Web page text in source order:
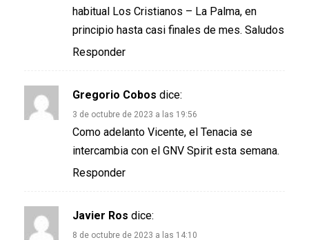
habitual Los Cristianos – La Palma, en
principio hasta casi finales de mes. Saludos
Responder
Gregorio Cobos dice:
3 de octubre de 2023 a las 19:56
Como adelanto Vicente, el Tenacia se
intercambia con el GNV Spirit esta semana.
Responder
Javier Ros dice:
8 de octubre de 2023 a las 14:10